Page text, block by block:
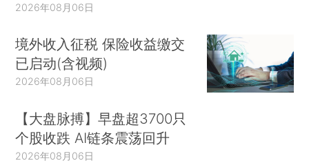
2026年08月06日
境外收入征税 保险收益缴交
已启动(含视频)
2026年08月06日
【大盘脉搏】早盘超3700只
个股收跌 AI链条震荡回升
2026年08月06日